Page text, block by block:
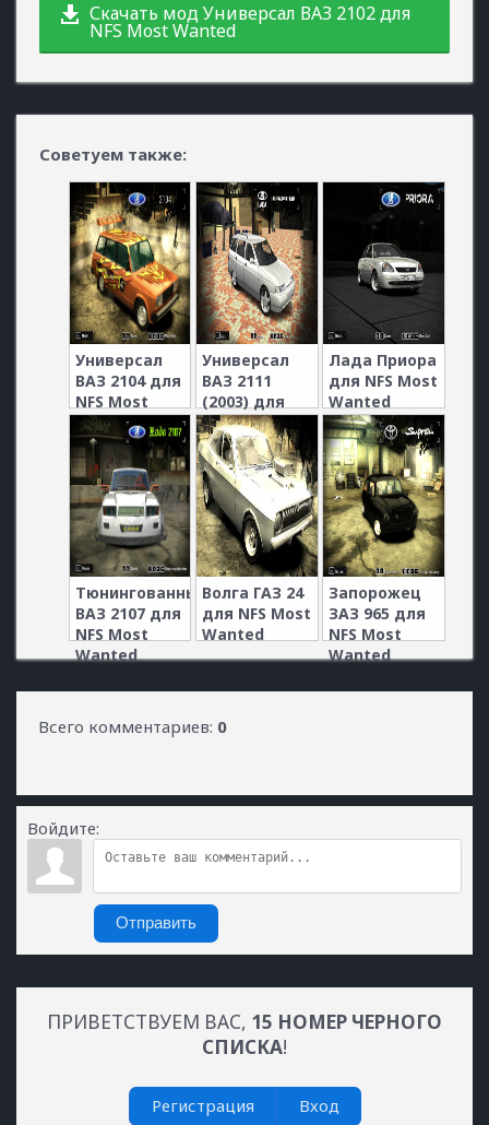
Скачать мод Универсал ВАЗ 2102 для
NFS Most Wanted
Советуем также:
Универсал
ВАЗ 2104 для
NFS Most
Wanted
Универсал
ВАЗ 2111
(2003) для
NFS Most
Wanted
Лада Приора
для NFS Most
Wanted
Тюнингованный
ВАЗ 2107 для
NFS Most
Wanted
Волга ГАЗ 24
для NFS Most
Wanted
Запорожец
ЗАЗ 965 для
NFS Most
Wanted
Всего комментариев: 0
Войдите:
Отправить
ПРИВЕТСТВУЕМ ВАС, 15 НОМЕР ЧЕРНОГО
СПИСКА!
Регистрация Вход